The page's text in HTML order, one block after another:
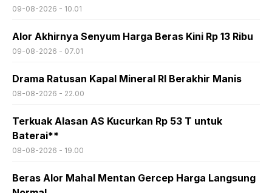
09-08-2026 - 10.01
Alor Akhirnya Senyum Harga Beras Kini Rp 13 Ribu
09-08-2026 - 07.01
Drama Ratusan Kapal Mineral RI Berakhir Manis
08-08-2026 - 22.00
Terkuak Alasan AS Kucurkan Rp 53 T untuk
Baterai**
08-08-2026 - 19.00
Beras Alor Mahal Mentan Gercep Harga Langsung